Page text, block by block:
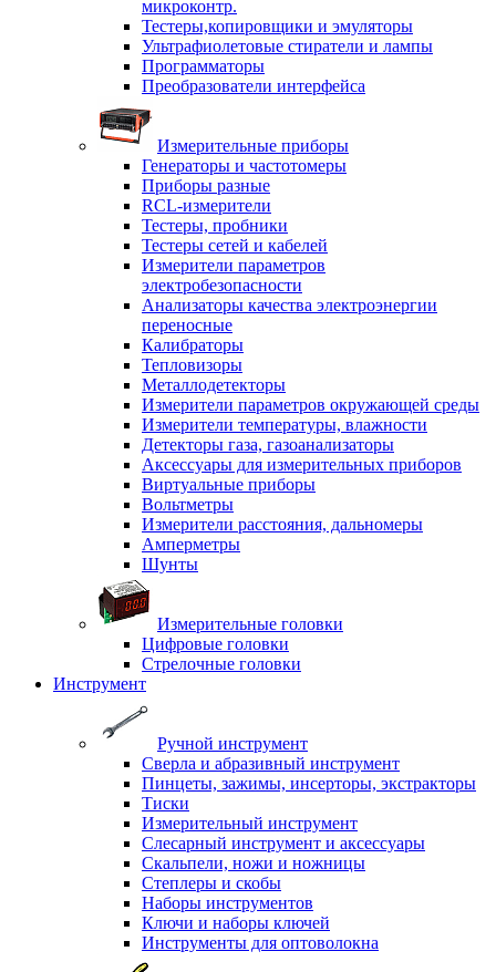
микроконтр.
Тестеры,копировщики и эмуляторы
Ультрафиолетовые стиратели и лампы
Программаторы
Преобразователи интерфейса
Измерительные приборы
Генераторы и частотомеры
Приборы разные
RCL-измерители
Тестеры, пробники
Тестеры сетей и кабелей
Измерители параметров
электробезопасности
Анализаторы качества электроэнергии
переносные
Калибраторы
Тепловизоры
Металлодетекторы
Измерители параметров окружающей среды
Измерители температуры, влажности
Детекторы газа, газоанализаторы
Аксессуары для измерительных приборов
Виртуальные приборы
Вольтметры
Измерители расстояния, дальномеры
Амперметры
Шунты
Измерительные головки
Цифровые головки
Стрелочные головки
Инструмент
Ручной инструмент
Сверла и абразивный инструмент
Пинцеты, зажимы, инсерторы, экстракторы
Тиски
Измерительный инструмент
Слесарный инструмент и аксессуары
Скальпели, ножи и ножницы
Степлеры и скобы
Наборы инструментов
Ключи и наборы ключей
Инструменты для оптоволокна